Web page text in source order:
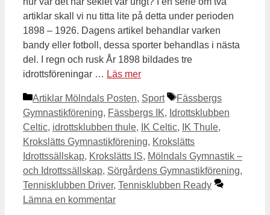
artiklar skall vi nu titta lite på detta under perioden
1898 – 1926. Dagens artikel behandlar varken
bandy eller fotboll, dessa sporter behandlas i nästa
del. I regn och rusk År 1898 bildades tre
idrottsföreningar … Läs mer
Kategorier
Artiklar Mölndals Posten, Sport Etiketter
Fässbergs
Gymnastikförening, Fässbergs IK, Idrottsklubben
Celtic, idrottsklubben thule, IK Celtic, IK Thule,
Krokslätts Gymnastikförening, Krokslätts
Idrottssällskap, Krokslätts IS, Mölndals Gymnastik –
och Idrottssällskap, Sörgårdens Gymnastikförening,
Tennisklubben Driver, Tennisklubben Ready
Lämna en kommentar